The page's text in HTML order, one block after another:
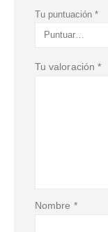
Tu puntuación *
Tu valoración *
Nombre *